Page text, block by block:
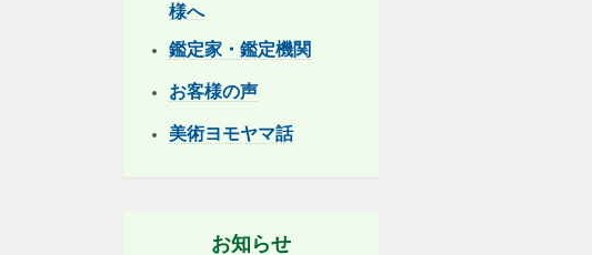
様へ
鑑定家・鑑定機関
お客様の声
美術ヨモヤマ話
お知らせ